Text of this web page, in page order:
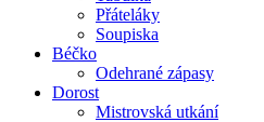
Přáteláky
Soupiska
Béčko
Odehrané zápasy
Dorost
Mistrovská utkání